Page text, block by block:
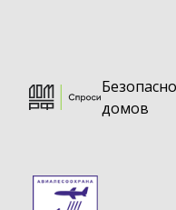
домов